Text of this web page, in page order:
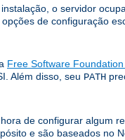
o servidor
de configuração
Free Software
Além disso, seu PATH
de configurar algum
e são baseados no